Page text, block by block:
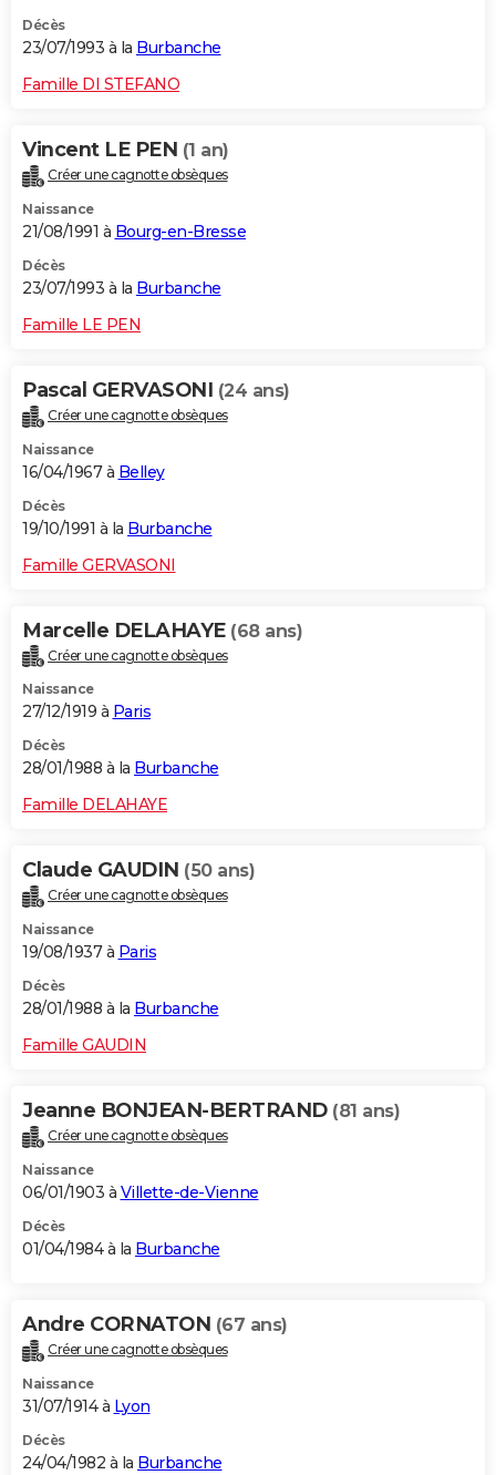
Décès
23/07/1993 à la Burbanche
Famille DI STEFANO
Vincent LE PEN (1 an)
Créer une cagnotte obsèques
Naissance
21/08/1991 à Bourg-en-Bresse
Décès
23/07/1993 à la Burbanche
Famille LE PEN
Pascal GERVASONI (24 ans)
Créer une cagnotte obsèques
Naissance
16/04/1967 à Belley
Décès
19/10/1991 à la Burbanche
Famille GERVASONI
Marcelle DELAHAYE (68 ans)
Créer une cagnotte obsèques
Naissance
27/12/1919 à Paris
Décès
28/01/1988 à la Burbanche
Famille DELAHAYE
Claude GAUDIN (50 ans)
Créer une cagnotte obsèques
Naissance
19/08/1937 à Paris
Décès
28/01/1988 à la Burbanche
Famille GAUDIN
Jeanne BONJEAN-BERTRAND (81 ans)
Créer une cagnotte obsèques
Naissance
06/01/1903 à Villette-de-Vienne
Décès
01/04/1984 à la Burbanche
Andre CORNATON (67 ans)
Créer une cagnotte obsèques
Naissance
31/07/1914 à Lyon
Décès
24/04/1982 à la Burbanche